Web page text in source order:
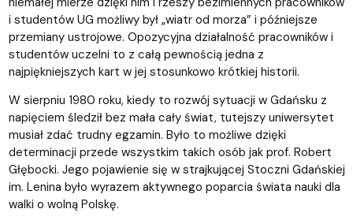
i studentów UG możliwy był „wiatr od morza” i późniejsze
przemiany ustrojowe. Opozycyjna działalność pracowników i
studentów uczelni to z całą pewnością jedna z
najpiękniejszych kart w jej stosunkowo krótkiej historii.
W sierpniu 1980 roku, kiedy to rozwój sytuacji w Gdańsku z
napięciem śledził bez mała cały świat, tutejszy uniwersytet
musiał zdać trudny egzamin. Było to możliwe dzięki
determinacji przede wszystkim takich osób jak prof. Robert
Głębocki. Jego pojawienie się w strajkującej Stoczni Gdańskiej
im. Lenina było wyrazem aktywnego poparcia świata nauki dla
walki o wolną Polskę.